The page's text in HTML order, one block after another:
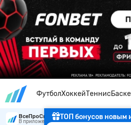
ФутболХоккейТеннис
ТОП бонусов новым
ВсеПроСпорт
В приложении удобнее